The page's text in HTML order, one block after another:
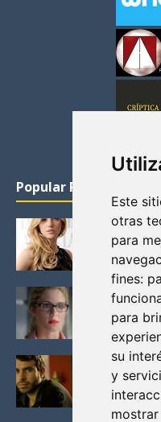
Este
otras
para
fines:
para
su
y
Popular Posts
KATHERYN
VIKINGOS
Junio 14, 2013
FELICITY
MAS
Noviembre
BLACK
LA CRITICA
Mayo 17, 2012